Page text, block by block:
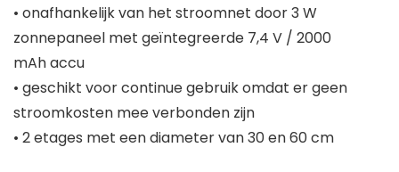
• onafhankelijk van het stroomnet door 3 W
zonnepaneel met geïntegreerde 7,4 V / 2000
mAh accu
• geschikt voor continue gebruik omdat er geen
stroomkosten mee verbonden zijn
• 2 etages met een diameter van 30 en 60 cm